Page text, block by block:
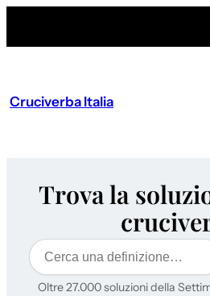
Cruciverba Italia
Trova la
Cerca
Oltre 27.000 soluzioni della